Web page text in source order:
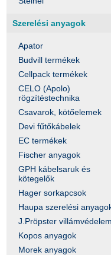
Szerelési anyagok
Apator
Budvill termékek
Cellpack termékek
CELO (Apolo)
rögzítéstechnika
Csavarok, kötőelemek
Devi fűtőkábelek
EC termékek
Fischer anyagok
GPH kábelsaruk és
kötegelők
Hager sorkapcsok
Haupa szerelési
J.Pröpster villámvédelem
Kopos anyagok
Morek anyagok